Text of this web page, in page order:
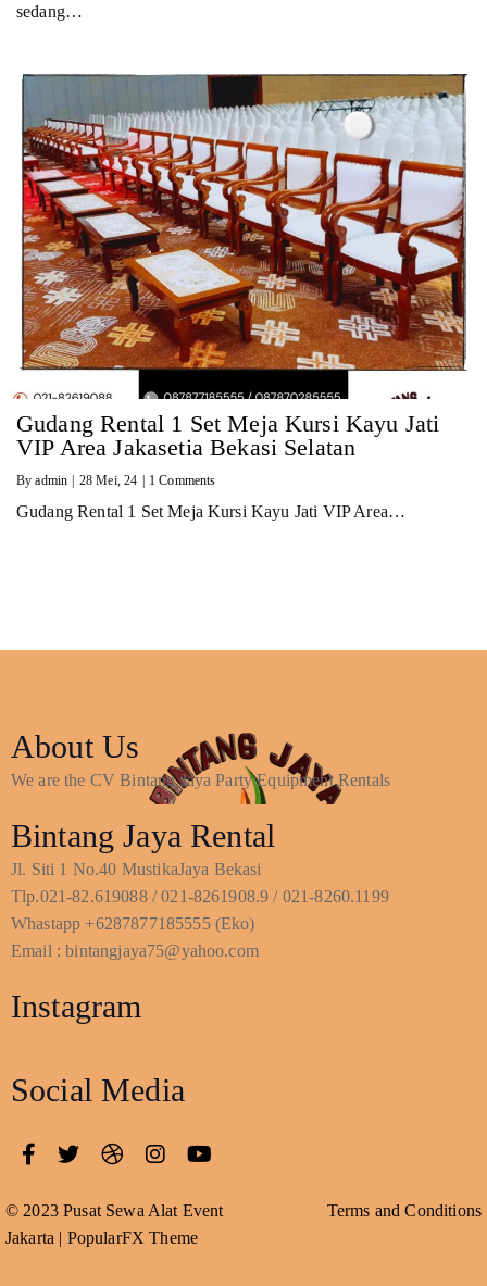
sedang…
Gudang Rental 1 Set Meja Kursi Kayu Jati
VIP Area Jakasetia Bekasi Selatan
Byadmin 28 Mei, 24 1 Comments
Gudang Rental 1 Set Meja Kursi Kayu Jati VIP Area…
About Us
We are the CV Bintang Jaya Party Equipment Rentals
Bintang Jaya Rental
Jl. Siti 1 No.40 MustikaJaya Bekasi
Tlp.021-82.619088 / 021-8261908.9 / 021-8260.1199
Whastapp +6287877185555 (Eko)
Email : bintangjaya75@yahoo.com
Instagram
Social Media
© 2023 Pusat Sewa Alat Event
Jakarta | PopularFX Theme
Terms and Conditions